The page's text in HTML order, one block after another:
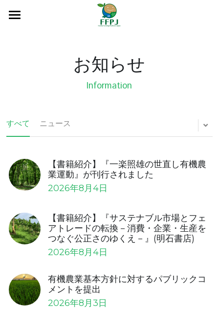
家族農業の10年
小農と家族農業
会員・オブザーバー
規約
映画
資料
論文
お知らせ
お知らせ
Information
すべて ニュース
【書籍紹介】『一楽照雄の世直し有機農
業運動』が刊行されました
2026年8月4日
【書籍紹介】『サステナブル市場とフェ
アトレードの転換－消費・企業・生産を
つなぐ公正さのゆくえ－』(明石書店)
2026年8月4日
有機農業基本⽅針に対するパブリックコ
メントを提出
2026年8月3日
ブログカテゴリー